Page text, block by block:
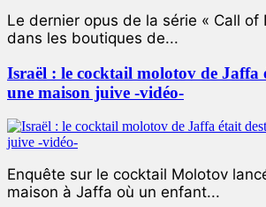
Le dernier opus de la série « Call of
dans les boutiques de...
Israël : le cocktail molotov de Jaffa
une maison juive -vidéo-
Enquête sur le cocktail Molotov
maison à Jaffa où un enfant...